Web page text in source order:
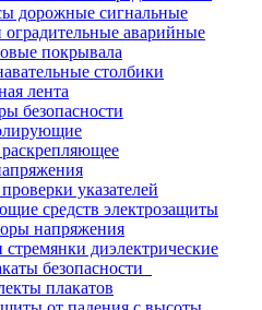
дорожные сигнальные
оградительные аварийные
покрывала
столбики
лента
безопасности
указателей
средств электрозащиты
напряжения
диэлектрические
безопасности
плакатов